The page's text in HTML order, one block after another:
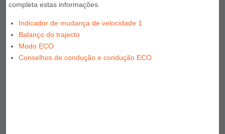
completa estas informações.
Indicador de mudança de velocidade 1
Balanço do trajecto
Modo ECO
Conselhos de condução e condução ECO